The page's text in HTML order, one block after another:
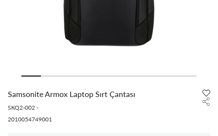
Samsonite Armox Laptop Sırt Çantası
SKQ2-002 -
2010054749001